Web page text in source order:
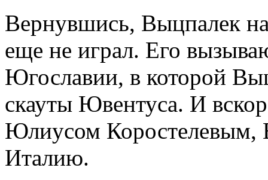
Вернувшись, Выцпалек
еще не играл. Его
Югославии, в которой
скауты Ювентуса. И
Юлиусом Коростелевым,
Италию.